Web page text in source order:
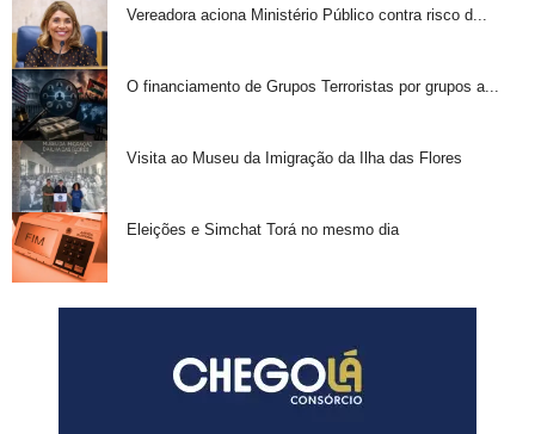
Vereadora aciona Ministério Público contra risco d...
O financiamento de Grupos Terroristas por grupos a...
Visita ao Museu da Imigração da Ilha das Flores
Eleições e Simchat Torá no mesmo dia